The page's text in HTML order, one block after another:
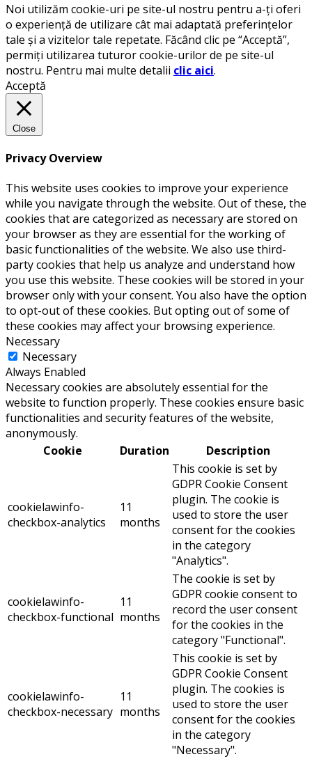
Noi utilizăm cookie-uri pe site-ul nostru pentru a-ți oferi
o experiență de utilizare cât mai adaptată preferințelor
tale și a vizitelor tale repetate. Făcând clic pe “Acceptă”,
permiți utilizarea tuturor cookie-urilor de pe site-ul
nostru. Pentru mai multe detalii clic aici.
Acceptă
Close
Privacy Overview
This website uses cookies to improve your experience
while you navigate through the website. Out of these, the
cookies that are categorized as necessary are stored on
your browser as they are essential for the working of
basic functionalities of the website. We also use third-
party cookies that help us analyze and understand how
you use this website. These cookies will be stored in your
browser only with your consent. You also have the option
to opt-out of these cookies. But opting out of some of
these cookies may affect your browsing experience.
Necessary
Necessary
Always Enabled
Necessary cookies are absolutely essential for the
website to function properly. These cookies ensure basic
functionalities and security features of the website,
anonymously.
Cookie
Duration Description
cookielawinfo-
checkbox-analytics
11
months
This cookie is set by
GDPR Cookie Consent
plugin. The cookie is
used to store the user
consent for the cookies
in the category
"Analytics".
cookielawinfo-
checkbox-functional
11
months
The cookie is set by
GDPR cookie consent to
record the user consent
for the cookies in the
category "Functional".
cookielawinfo-
checkbox-necessary
11
months
This cookie is set by
GDPR Cookie Consent
plugin. The cookies is
used to store the user
consent for the cookies
in the category
"Necessary".